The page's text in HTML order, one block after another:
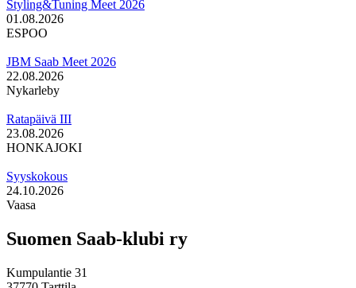
Styling&Tuning Meet 2026
01.08.2026
ESPOO
JBM Saab Meet 2026
22.08.2026
Nykarleby
Ratapäivä III
23.08.2026
HONKAJOKI
Syyskokous
24.10.2026
Vaasa
Suomen Saab-klubi ry
Kumpulantie 31